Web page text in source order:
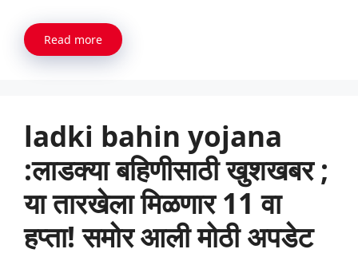
Read more
ladki bahin yojana
:लाडक्या बहिणीसाठी खुशखबर ;
या तारखेला मिळणार 11 वा
हप्ता! समोर आली मोठी अपडेट